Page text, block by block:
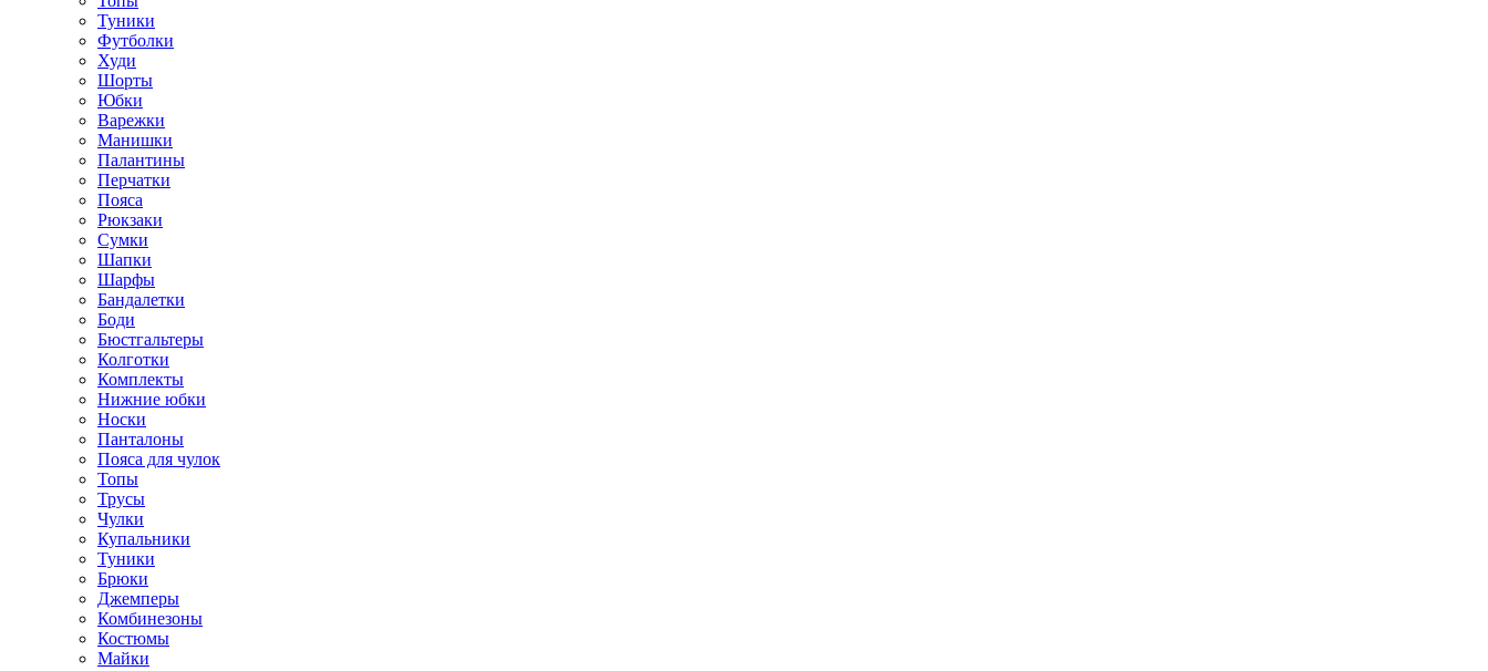
Туники
Футболки
Худи
Шорты
Юбки
Варежки
Манишки
Палантины
Перчатки
Пояса
Рюкзаки
Сумки
Шапки
Шарфы
Бандалетки
Боди
Бюстгальтеры
Колготки
Комплекты
Нижние юбки
Носки
Панталоны
Поясa для чулок
Топы
Трусы
Чулки
Купальники
Туники
Брюки
Джемперы
Комбинезоны
Костюмы
Майки